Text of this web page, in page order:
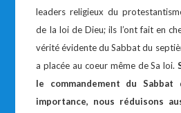
leaders religieux du
de la loi de Dieu; ils l’ont fait en
vérité évidente du Sabbat du
a placée au coeur même de Sa loi.
le commandement du Sabbat
importance, nous réduisons